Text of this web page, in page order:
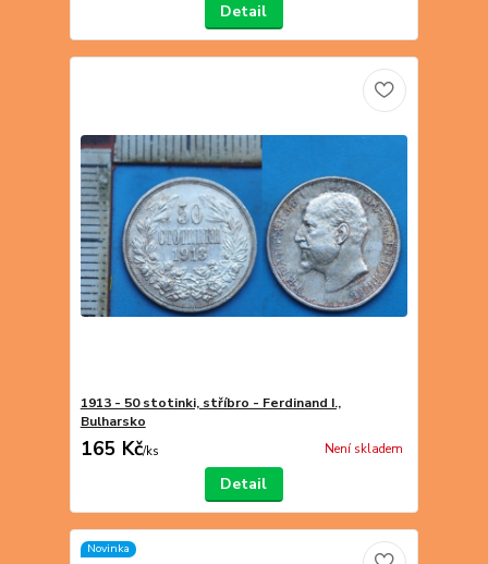
Detail
1913 - 50 stotinki, stříbro - Ferdinand I.,
Bulharsko
165 Kč/ks Není skladem
Detail
Novinka